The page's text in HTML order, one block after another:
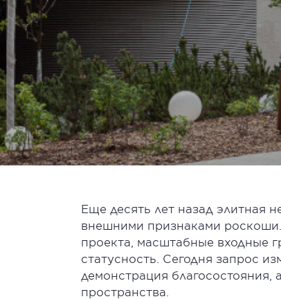
Еще десять лет назад элитная
внешними признаками
проекта, масштабные входные
статусность. Сегодня запрос
демонстрация благосостояния,
пространства.